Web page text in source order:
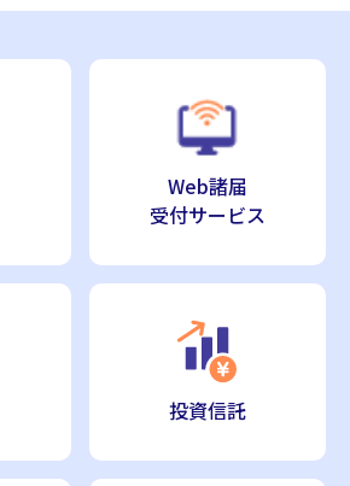
Web諸届
受付サービス
投資信託